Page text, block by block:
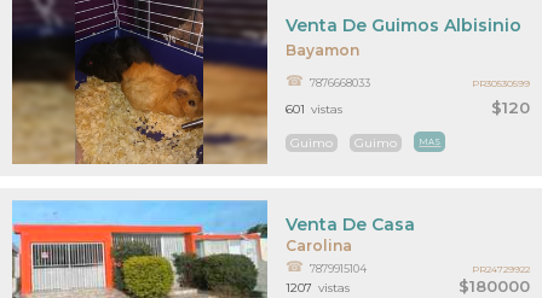
Bayamon
$120
Venta De Guimos Albisinio
7876668033
Guimo Guimo MAS
601 vistas
PR30530599
Carolina
$180000
Venta De Casa
7879915104
1207 vistas
PR24729922